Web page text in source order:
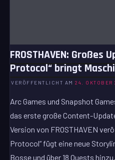
FROSTHAVEN: Großes
Protocol“ bringt
VERÖFFENTLICHT AM24. OKTOBER
Arc Games und Snapshot
das erste große Content-
Version von FROSTHAVEN
Protocol“ fügt eine neue
Bosse und über 18 Quests